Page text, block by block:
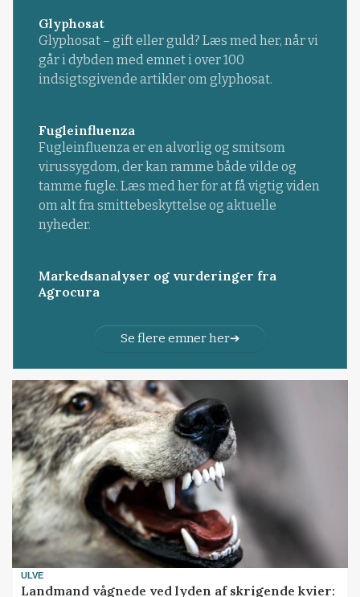
Glyphosat
Glyphosat – gift eller guld? Læs med her, når vi
går i dybden med emnet i over 100
indsigtsgivende artikler om glyphosat.
Fugleinfluenza
Fugleinfluenza er en alvorlig og smitsom
virussygdom, der kan ramme både vilde og
tamme fugle. Læs med her for at få vigtig viden
om alt fra smittebeskyttelse og aktuelle
nyheder.
Markedsanalyser og vurderinger fra
Agrocura
Se flere emner her
ULVE
Landmand vågnede ved lyden af skrigende kvier: